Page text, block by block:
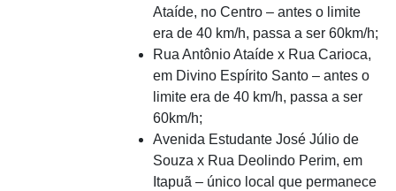
Ataíde, no Centro – antes o limite
era de 40 km/h, passa a ser 60km/h;
Rua Antônio Ataíde x Rua Carioca,
em Divino Espírito Santo – antes o
limite era de 40 km/h, passa a ser
60km/h;
Avenida Estudante José Júlio de
Souza x Rua Deolindo Perim, em
Itapuã – único local que permanece